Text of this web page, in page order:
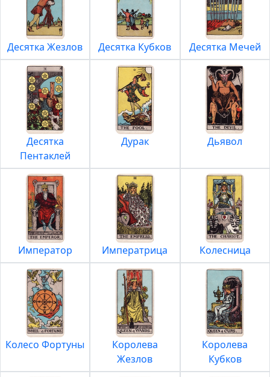
Десятка Жезлов Десятка Кубков Десятка Мечей
Десятка
Пентаклей
Дурак Дьявол
Император Императрица Колесница
Колесо Фортуны
Королева
Жезлов
Королева
Кубков